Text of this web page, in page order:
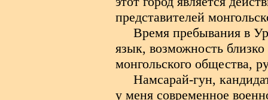
представителей
Время пребывания в
язык, возможность
монгольского общества,
Намсарай-гун,
у меня современное